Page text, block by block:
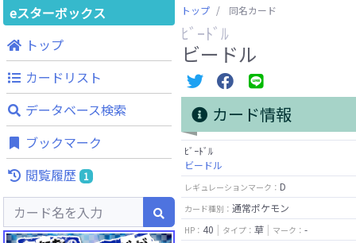
eスターボックス
トップ
カードリスト
データベース検索
ブックマーク
閲覧履歴
1
トップ 同名カード
ﾋﾞｰﾄﾞﾙ
ビードル
カード情報
ﾋﾞｰﾄﾞﾙ
ビードル
レギュレーションマーク： D
カード種別： 通常ポケモン
HP： 40 タイプ： 草 マーク： -